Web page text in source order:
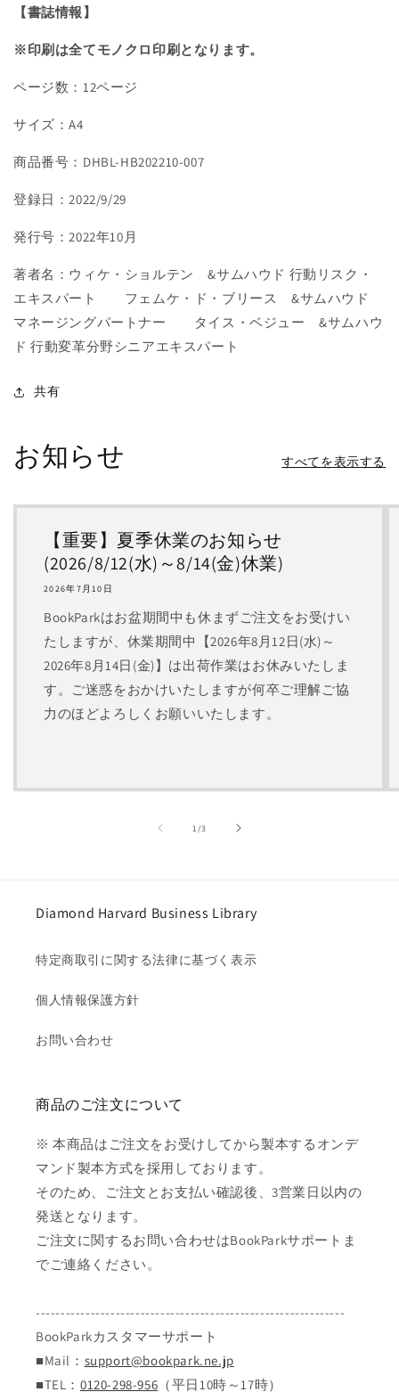
の
量
減
ら
量
増
【書誌情報】
※印刷は全てモノクロ印刷となります。
ページ数：12ページ
サイズ：A4
商品番号：DHBL-HB202210-007
登録日：2022/9/29
発行号：2022年10月
著者名：ウィケ・ショルテン &サムハウド 行動リスク・
エキスパート フェムケ・ド・ブリース &サムハウド
マネージングパートナー タイス・ベジュー &サムハウ
ド 行動変革分野シニアエキスパート
共有
お知らせ すべてを表示する
【重要】夏季休業のお知らせ
(2026/8/12(水)～8/14(金)休業)
2026年7月10日
BookParkはお盆期間中も休まずご注文をお受けい
たしますが、休業期間中【2026年8月12日(水)～
2026年8月14日(金)】は出荷作業はお休みいたしま
す。ご迷惑をおかけいたしますが何卒ご理解ご協
力のほどよろしくお願いいたします。
1 /の
3
Diamond Harvard Business Library
特定商取引に関する法律に基づく表示
個人情報保護方針
お問い合わせ
商品のご注文について
※ 本商品はご注文をお受けしてから製本するオンデ
マンド製本方式を採用しております。
そのため、ご注文とお支払い確認後、3営業日以内の
発送となります。
ご注文に関するお問い合わせはBookParkサポートま
でご連絡ください。
--------------------------------------------------------------
BookParkカスタマーサポート
■Mail： support@bookpark.ne.jp
■TEL： 0120-298-956 （平日10時～17時）